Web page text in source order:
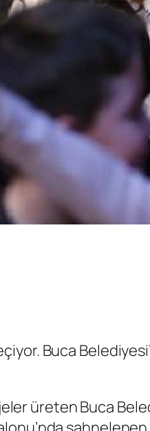
Buca
üreten Buca